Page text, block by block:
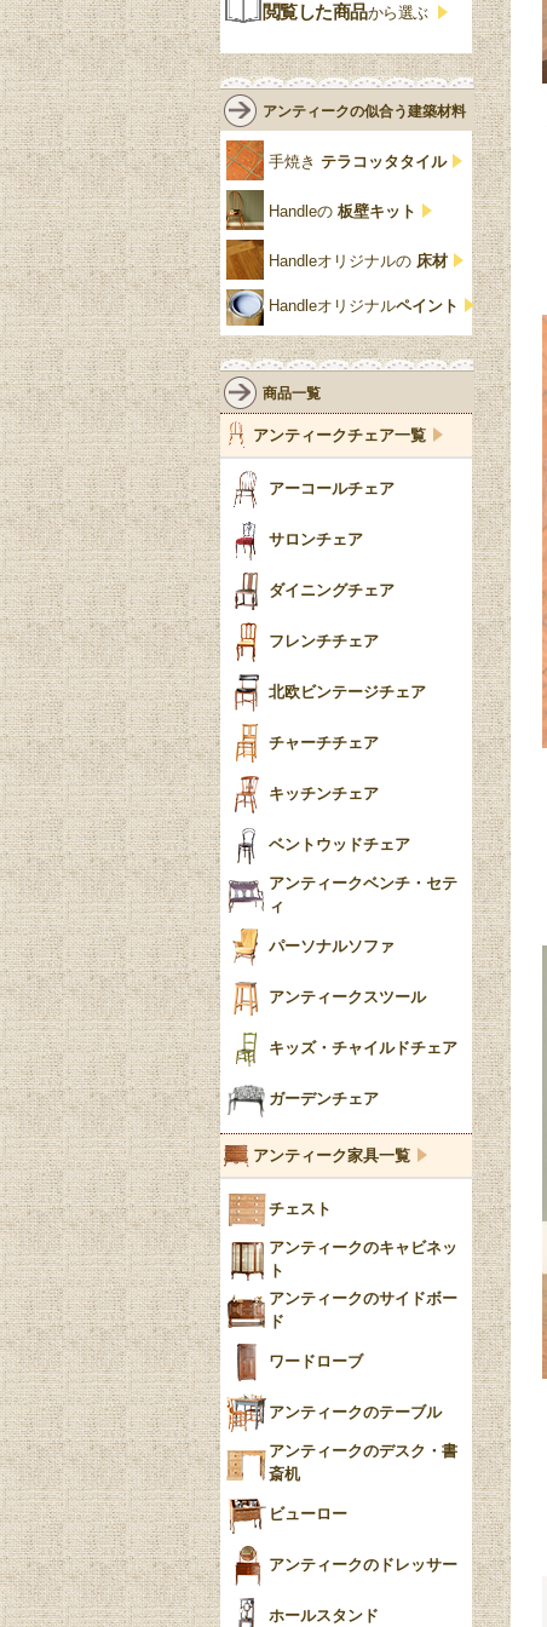
クローゼット
鏡台
花台
仏壇おしゃれ
靴箱収納
スリッパ収納
壁掛け家具
パーテーション・間
仕切り
ガーデンファニチャ
ー
ミラー
花瓶おしゃれ
陶器の人形
キャンドルホルダー
ロココ様式
ミッドセンチュリー
アールデコ
白・ホワイト
黒・ブラック
ビーディング
リネンフォールド
ルネット
アカンサス
パイクラスト
脚のモチーフ一覧
ターニングレッグ
バルボスレッグ
ボビンターニング
ツイスト
トライポッド
バラスター
陶磁器の模様一覧
イマリ（IMARI）
ブルー＆ホワイト
ブルーウィローパターン
Blue）
YUAN
チンツ
クリノリン
ローズウッド材
サテンウッド材
ロイドルーム
コントワールドファミー
ユ
ジェニファーテイラー
チェスターフィールド
リリパットレーン
アングルポイズ
ウォーカー＆ホール
閲覧した商品から選ぶ
アンティークの似合う建築材料
手焼き テラコッタタイル
Handleの 板壁キット
Handleオリジナルの 床材
Handleオリジナルペイント
商品一覧
アンティークチェア一覧
アーコールチェア
サロンチェア
ダイニングチェア
フレンチチェア
北欧ビンテージチェア
チャーチチェア
キッチンチェア
ベントウッドチェア
アンティークベンチ・セテ
ィ
パーソナルソファ
アンティークスツール
キッズ・チャイルドチェア
ガーデンチェア
アンティーク家具一覧
チェスト
アンティークのキャビネッ
ト
アンティークのサイドボー
ド
ワードローブ
アンティークのテーブル
アンティークのデスク・書
斎机
ビューロー
アンティークのドレッサー
ホールスタンド